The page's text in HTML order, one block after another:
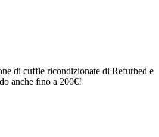
di cuffie ricondizionate di Refurbed e
anche fino a 200€!